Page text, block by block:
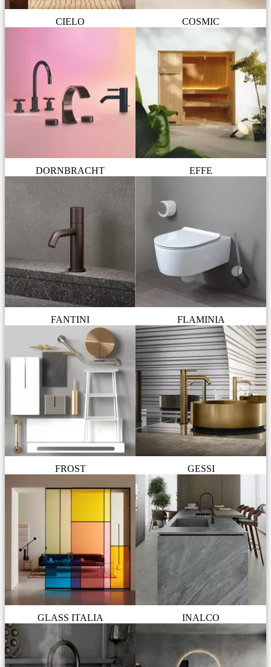
CIELO COSMIC
DORNBRACHT EFFE
FANTINI FLAMINIA
FROST GESSI
GLASS ITALIA INALCO